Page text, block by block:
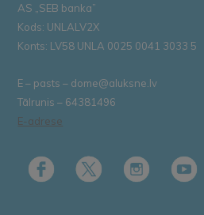
AS „SEB banka”
Kods: UNLALV2X
Konts: LV58 UNLA 0025 0041 3033 5
E – pasts – dome@aluksne.lv
Tālrunis – 64381496
E-adrese